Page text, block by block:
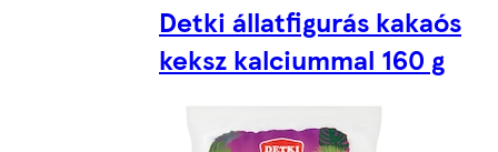
Detki állatfigurás kakaós
keksz kalciummal 160 g